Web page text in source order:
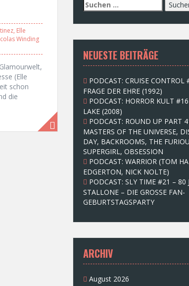
, Elle
Winding
(Elle
schon
die
S
u
c
e
n
n
c
h
:
NEUESTE BEITRÄGE
PODCAST: CRUISE CONTROL
FRAGE DER EHRE (1992)
PODCAST: HORROR KULT
LAKE (2008)
PODCAST: ROUND UP PART
MASTERS OF THE UNIVERSE,
DAY, BACKROOMS, THE
SUPERGIRL, OBSESSION
PODCAST: WARRIOR (TOM
EDGERTON, NICK NOLTE)
PODCAST: SLY TIME #21 – 80
STALLONE – DIE GROSSE FAN-
GEBURTSTAGSPARTY
ARCHIV
August 2026